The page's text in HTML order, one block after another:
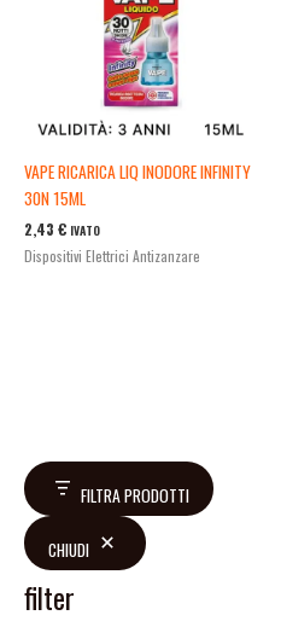
FILTRA PRODOTTI
CHIUDI
filter
VAPE RICARICA LIQ INODORE INFINITY
30N 15ML
2,43 € IVATO
Dispositivi Elettrici Antizanzare